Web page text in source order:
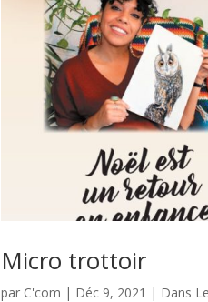
Micro trottoir
par C'com | Déc 9, 2021 | Dans